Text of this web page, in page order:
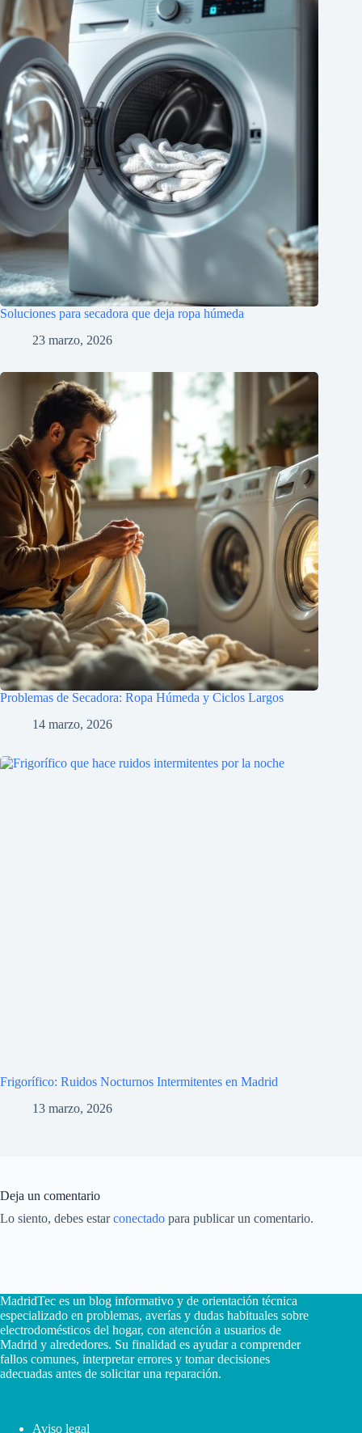
Soluciones para secadora que deja ropa húmeda
23 marzo, 2026
Problemas de Secadora: Ropa Húmeda y Ciclos Largos
14 marzo, 2026
Frigorífico: Ruidos Nocturnos Intermitentes en Madrid
13 marzo, 2026
Deja un comentario
Lo siento, debes estarconectado para publicar un comentario.
MadridTec es un blog informativo y de orientación técnica
especializado en problemas, averías y dudas habituales sobre
electrodomésticos del hogar, con atención a usuarios de
Madrid y alrededores. Su finalidad es ayudar a comprender
fallos comunes, interpretar errores y tomar decisiones
adecuadas antes de solicitar una reparación.
Aviso legal